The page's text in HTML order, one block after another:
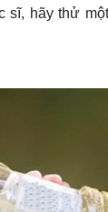
sĩ, hãy thử